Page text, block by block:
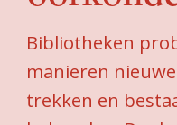
babyboek’) en
Welke middelen zet
doelgroep?